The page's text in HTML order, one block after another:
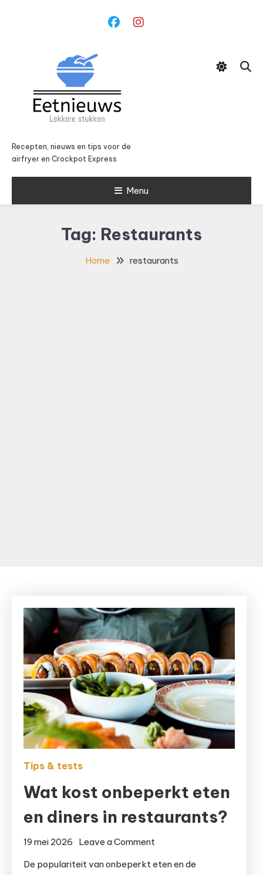
Recepten, nieuws en tips voor de
airfryer en Crockpot Express
Menu
Tag: Restaurants
Home restaurants
Tips & tests
Wat kost onbeperkt eten
en diners in restaurants?
19 mei 2026 Leave a Comment
De populariteit van onbeperkt eten en de